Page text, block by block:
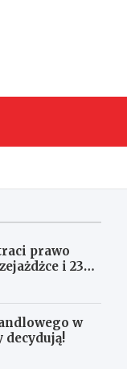
prawo
i 23
w
decydują!